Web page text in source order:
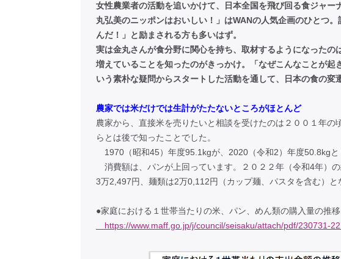
女性農業者の活動を追いかけて、日本全国を飛び回る食ジャ
丸弘美のニッポンはおいしい！」はWANの人気企画のひとつ
んだ！」と励まされる方も多いはず。
実は金丸さんが食分野に関心を持ち、取材するようになった
増えていることを知ったのがきっかけ。「なぜこんなことが
いう素朴な疑問からスタートした活動を通して、日本の食の変
農家では米だけでは生計がたたないところがほとんど
農家から、直接米を売りたいと相談を受けたのは２００１年
らとは後で知ったことでした。
1970（昭和45）年度95.1kgが、2020（令和2）年度50.8kgと
消費額は、パンが上回っています。２０２２年（令和4年）
3万2,497円、麺類は2万0,112円（カップ麺、パスタを含む）と
●家庭における１世帯当たりの米、パン、めん類の購入量の推移
https://www.maff.go.jp/j/council/seisaku/attach/pdf/230731-